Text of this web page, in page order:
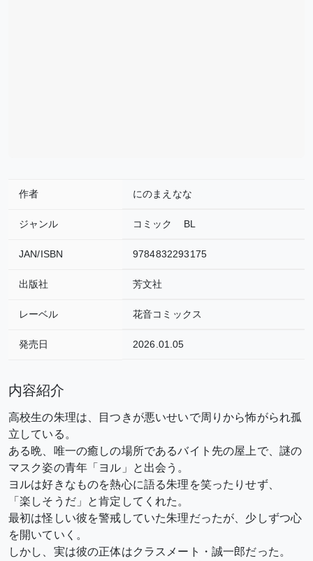
作者 にのまえなな
ジャンル コミック BL
JAN/ISBN 9784832293175
出版社 芳文社
レーベル 花音コミックス
発売日 2026.01.05
内容紹介
高校生の朱理は、目つきが悪いせいで周りから怖がられ孤
立している。
ある晩、唯一の癒しの場所であるバイト先の屋上で、謎の
マスク姿の青年「ヨル」と出会う。
ヨルは好きなものを熱心に語る朱理を笑ったりせず、
「楽しそうだ」と肯定してくれた。
最初は怪しい彼を警戒していた朱理だったが、少しずつ心
を開いていく。
しかし、実は彼の正体はクラスメート・誠一郎だった。